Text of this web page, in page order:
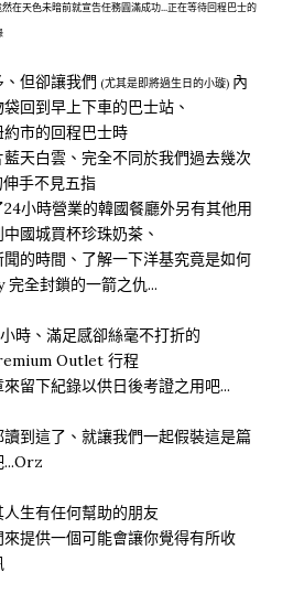
在天色未暗前就宣告任務圓滿成功...正在等待回程巴士的
但卻讓我們 (尤其是即將過生日的小璇) 內
回到早上下車的巴士站、
市的回程巴士時
天白雲、完全不同於我們過去幾次
手不見五指
小時營業的韓國餐廳外另有其他用
國城買杯珍珠奶茶、
的時間、了解一下洋基究竟是如何
全封鎖的一箭之仇...
時、滿足感卻絲毫不打折的
Outlet 行程
留下紀錄以供日後考證之用吧...
到這了、就讓我們一起假裝這是篇
...Orz
生有任何幫助的朋友
提供一個可能會讓你覺得有所收